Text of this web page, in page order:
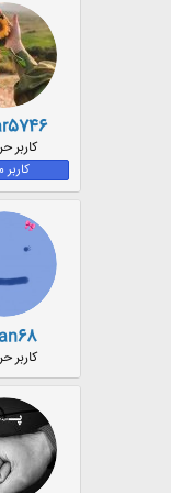
کاربر
کاربر
کاربر